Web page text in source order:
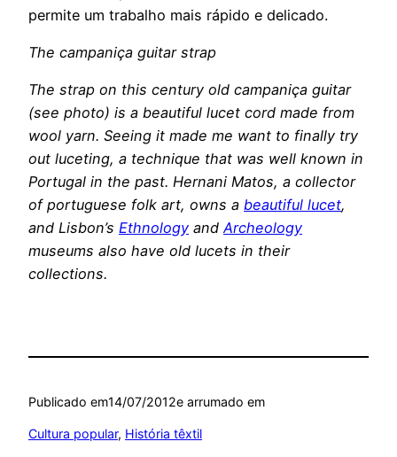
permite um trabalho mais rápido e delicado.
The campaniça guitar strap
The strap on this century old campaniça guitar
(see photo) is a beautiful lucet cord made from
wool yarn. Seeing it made me want to finally try
out luceting, a technique that was well known in
Portugal in the past. Hernani Matos, a collector
of portuguese folk art, owns a beautiful lucet,
and Lisbon’s Ethnology andArcheology
museums also have old lucets in their
collections.
Publicado em14/07/2012e arrumado em
Cultura popular, História têxtil